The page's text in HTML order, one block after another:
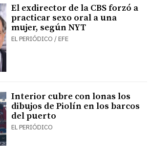
El exdirector de la CBS forzó a
practicar sexo oral a una
mujer, según NYT
EL PERIÓDICO / EFE
Interior cubre con lonas los
dibujos de Piolín en los barcos
del puerto
EL PERIÓDICO